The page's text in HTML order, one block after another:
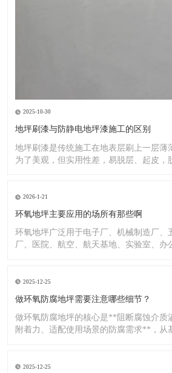
2025-10-30
地坪刷漆与防静电地坪漆施工的区别
地坪刷漆是传统施工在地表层刷上一层薄
为了美观，但实用性差，易脱层、起皮，
2026-1-21
环氧地坪主要应用的场所有那些啊
环氧地坪广泛用于电子厂、机械制造厂、
厂、医院、航空、航天基地、实验室、办
2025-12-25
做环氧防腐地坪需要注意哪些细节？
做环氧防腐地坪的核心是**阻断腐蚀介质
附着力、适配使用场景的防腐需求**，从
2025-12-25